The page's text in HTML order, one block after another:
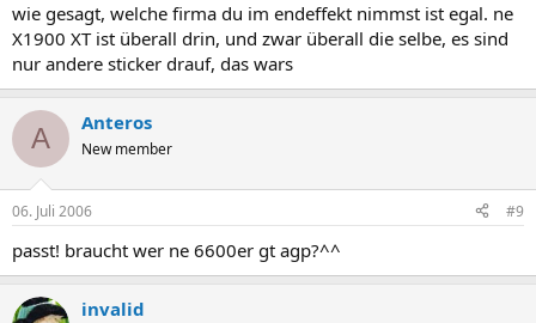
wie gesagt, welche firma du im endeffekt nimmst ist egal. ne
X1900 XT ist überall drin, und zwar überall die selbe, es sind
nur andere sticker drauf, das wars
A Anteros
New member
06. Juli 2006 #9
passt! braucht wer ne 6600er gt agp?^^
invalid